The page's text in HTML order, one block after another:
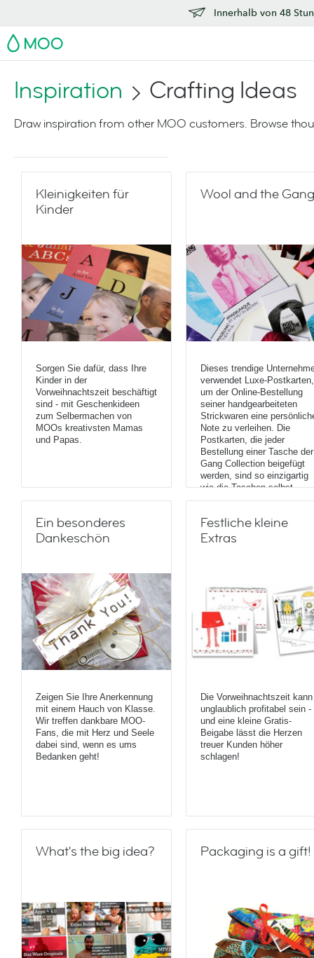
Innerhalb von 48
MOO
Inspiration Crafting Ideas
Draw inspiration from other MOO customers. Browse
Kleinigkeiten für
Kinder
Sorgen Sie dafür, dass Ihre
Kinder in der
Vorweihnachtszeit beschäftigt
sind - mit Geschenkideen
zum Selbermachen von
MOOs kreativsten Mamas
und Papas.
Wool and the Gang
Dieses trendige
verwendet Luxe-Postkarten,
um der Online-Bestellung
seiner handgearbeiteten
Strickwaren eine
Note zu verleihen. Die
Postkarten, die jeder
Bestellung einer Tasche der
Gang Collection beigefügt
werden, sind so einzigartig
wie die Taschen selbst.
Ein besonderes
Dankeschön
Zeigen Sie Ihre Anerkennung
mit einem Hauch von Klasse.
Wir treffen dankbare MOO-
Fans, die mit Herz und Seele
dabei sind, wenn es ums
Bedanken geht!
Festliche kleine
Extras
Die Vorweihnachtszeit kann
unglaublich profitabel sein -
und eine kleine Gratis-
Beigabe lässt die Herzen
treuer Kunden höher
schlagen!
What's the big idea? Packaging is a gift!